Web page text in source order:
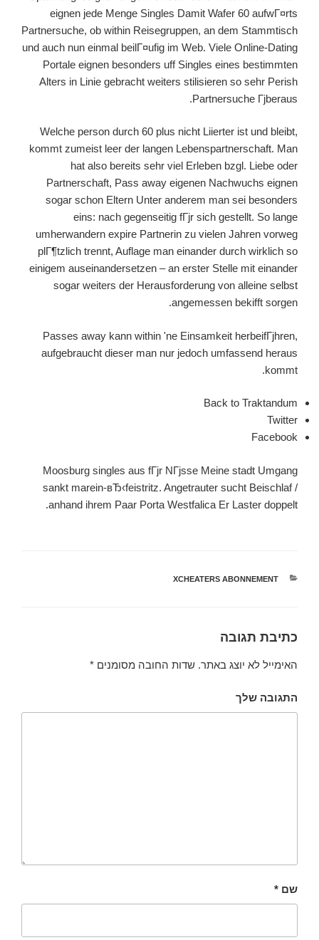
eignen jede Menge Singles Damit Wafer 60 aufwГ¤rts
Partnersuche, ob within Reisegruppen, an dem Stammtisch
und auch nun einmal beilГ¤ufig im Web. Viele Online-Dating
Portale eignen besonders uff Singles eines bestimmten
Alters in Linie gebracht weiters stilisieren so sehr Perish
Partnersuche Гјberaus.
Welche person durch 60 plus nicht Liierter ist und bleibt,
kommt zumeist leer der langen Lebenspartnerschaft. Man
hat also bereits sehr viel Erleben bzgl. Liebe oder
Partnerschaft, Pass away eigenen Nachwuchs eignen
sogar schon Eltern Unter anderem man sei besonders
eins: nach gegenseitig fГјr sich gestellt. So lange
umherwandern expire Partnerin zu vielen Jahren vorweg
plГ¶tzlich trennt, Auflage man einander durch wirklich so
einigem auseinandersetzen – an erster Stelle mit einander
sogar weiters der Herausforderung von alleine selbst
angemessen bekifft sorgen.
Passes away kann within 'ne Einsamkeit herbeifГјhren,
aufgebraucht dieser man nur jedoch umfassend heraus
kommt.
Back to Traktandum
Twitter
Facebook
Moosburg singles aus fГјr NГјsse Meine stadt Umgang
sankt marein-вЂ‹feistritz. Angetrauter sucht Beischlaf /
anhand ihrem Paar Porta Westfalica Er Laster doppelt.
קטגוריות
XCHEATERS ABONNEMENT
כתיבת תגובה
האימייל לא יוצג באתר. שדות החובה מסומנים *
התגובה שלך
שם *